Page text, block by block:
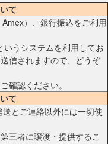
て
）、銀行振込をご利用
うシステムを利用してお
信されますので、どうぞ
確認ください。
て
とご連絡以外には一切使
三者に譲渡・提供するこ